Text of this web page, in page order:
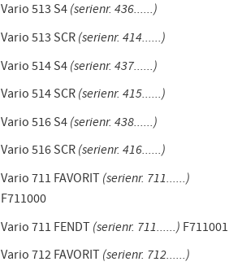
Vario 513 S4 (serienr. 436......)
Vario 513 SCR (serienr. 414......)
Vario 514 S4 (serienr. 437......)
Vario 514 SCR (serienr. 415......)
Vario 516 S4 (serienr. 438......)
Vario 516 SCR (serienr. 416......)
Vario 711 FAVORIT (serienr. 711......)
F711000
Vario 711 FENDT (serienr. 711......) F711001
Vario 712 FAVORIT (serienr. 712......)